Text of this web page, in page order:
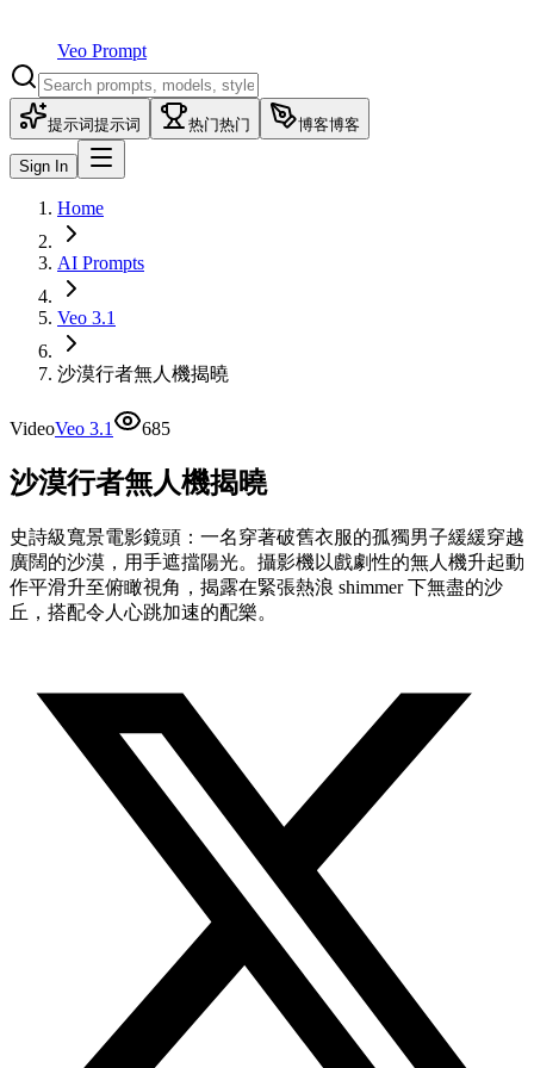
Veo Prompt
提示词提示词 热门热门 博客博客
Sign In
Home
AI Prompts
Veo 3.1
沙漠行者無人機揭曉
VideoVeo 3.1 685
沙漠行者無人機揭曉
史詩級寬景電影鏡頭：一名穿著破舊衣服的孤獨男子緩緩穿越
廣闊的沙漠，用手遮擋陽光。攝影機以戲劇性的無人機升起動
作平滑升至俯瞰視角，揭露在緊張熱浪 shimmer 下無盡的沙
丘，搭配令人心跳加速的配樂。